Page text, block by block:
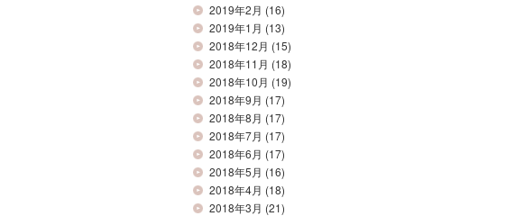
2019年2月 (16)
2019年1月 (13)
2018年12月 (15)
2018年11月 (18)
2018年10月 (19)
2018年9月 (17)
2018年8月 (17)
2018年7月 (17)
2018年6月 (17)
2018年5月 (16)
2018年4月 (18)
2018年3月 (21)